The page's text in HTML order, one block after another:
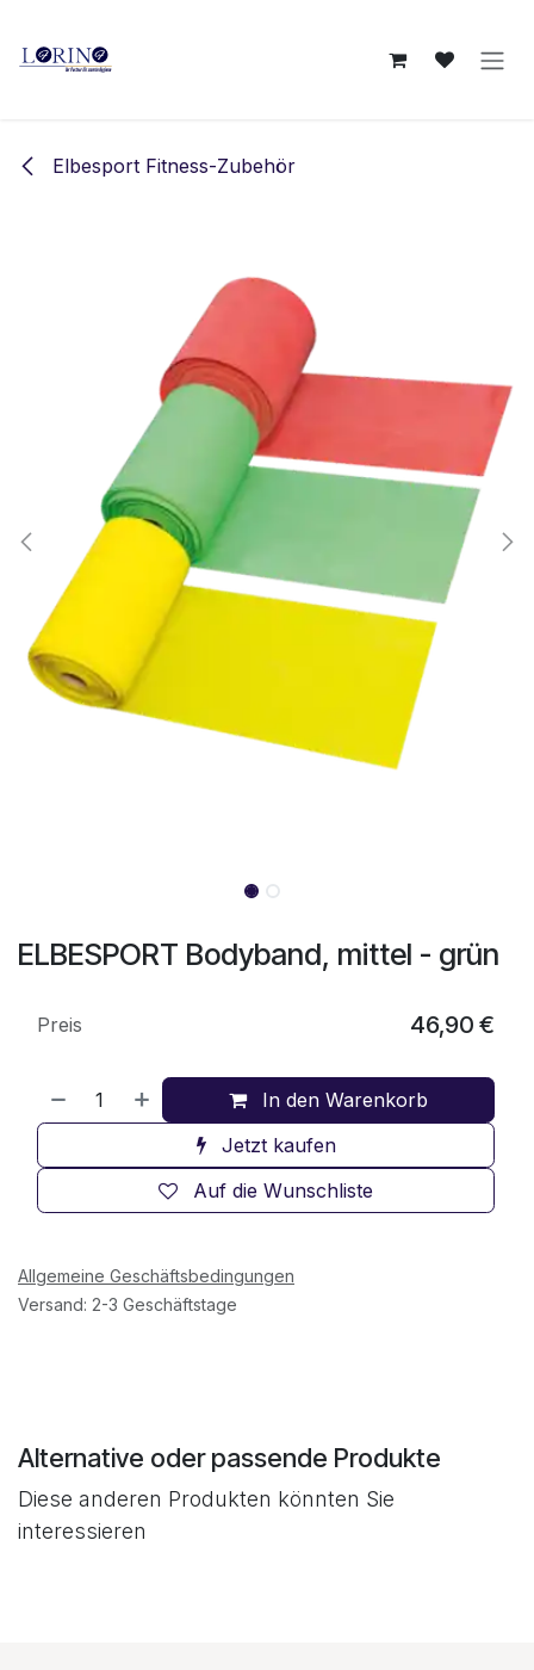
Elbesport Fitness-Zubehör
ELBESPORT Bodyband, mittel - grün
In den Warenkorb
Jetzt kaufen
Auf die Wunschliste
Preis 46,90 €
Allgemeine Geschäftsbedingungen
Versand: 2-3 Geschäftstage
Alternative oder passende Produkte
Diese anderen Produkten könnten Sie
interessieren